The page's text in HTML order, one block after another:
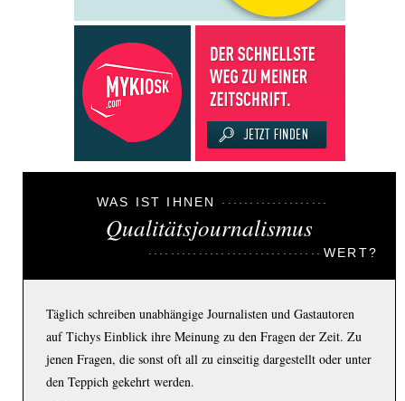
WAS IST IHNEN
Qualitätsjournalismus
WERT?
Täglich schreiben unabhängige Journalisten und Gastautoren
auf Tichys Einblick ihre Meinung zu den Fragen der Zeit. Zu
jenen Fragen, die sonst oft all zu einseitig dargestellt oder unter
den Teppich gekehrt werden.